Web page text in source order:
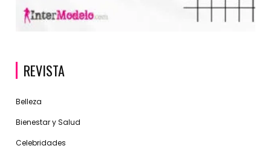
REVISTA
Belleza
Bienestar y Salud
Celebridades